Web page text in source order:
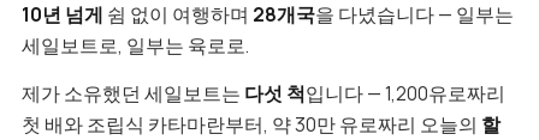
10년 넘게 쉼 없이 여행하며 28개국을 다녔습니다 — 일부는
세일보트로, 일부는 육로로.
제가 소유했던 세일보트는 다섯 척입니다 — 1,200유로짜리
첫 배와 조립식 카타마란부터, 약 30만 유로짜리 오늘의 할